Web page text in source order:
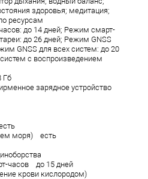
здоровья; медитация;
ресурсам
до 14 дней; Режим смарт-
до 26 дней; Режим GNSS
GNSS для всех систем: до 20
с воспроизведением
Гб
зарядное устройство
моря) есть
часов до 15 дней
крови кислородом)